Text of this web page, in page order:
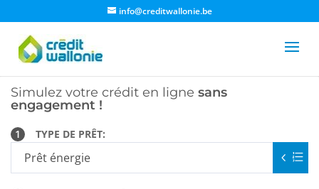
info@creditwallonie.be
Simulez votre crédit en ligne sans
engagement !
1 TYPE DE PRÊT: